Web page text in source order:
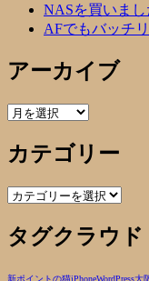
NASを買いまし
AFでもバッチリ
アーカイブ
ア
カ
イ
ブ
カテゴリー
カ
ゴ
リ
ー
タグクラウド
新ポイントの猫iPhoneWordPress大